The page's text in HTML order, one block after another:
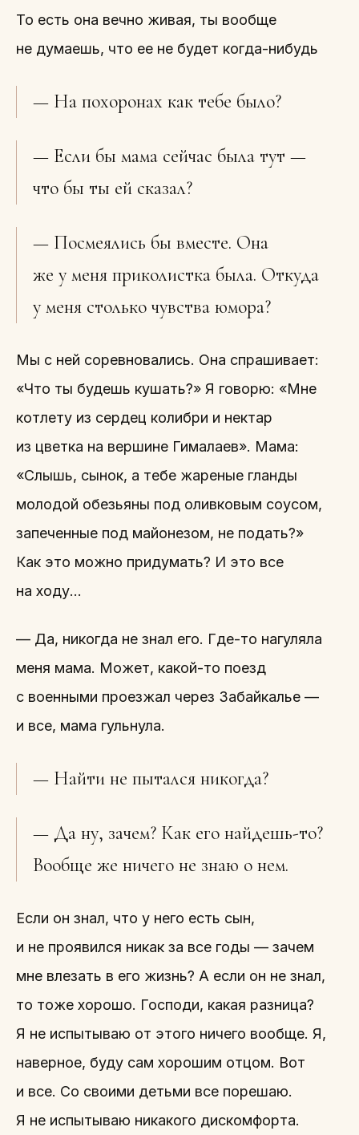
То есть она вечно живая, ты вообще
не думаешь, что ее не будет когда-нибудь
— На похоронах как тебе было?
— Если бы мама сейчас была тут —
что бы ты ей сказал?
— Посмеялись бы вместе. Она
же у меня приколистка была. Откуда
у меня столько чувства юмора?
Мы с ней соревновались. Она спрашивает:
«Что ты будешь кушать?» Я говорю: «Мне
котлету из сердец колибри и нектар
из цветка на вершине Гималаев». Мама:
«Слышь, сынок, а тебе жареные гланды
молодой обезьяны под оливковым соусом,
запеченные под майонезом, не подать?»
Как это можно придумать? И это все
на ходу…
— Да, никогда не знал его. Где-то нагуляла
меня мама. Может, какой-то поезд
с военными проезжал через Забайкалье —
и все, мама гульнула.
— Найти не пытался никогда?
— Да ну, зачем? Как его найдешь-то?
Вообще же ничего не знаю о нем.
Если он знал, что у него есть сын,
и не проявился никак за все годы — зачем
мне влезать в его жизнь? А если он не знал,
то тоже хорошо. Господи, какая разница?
Я не испытываю от этого ничего вообще. Я,
наверное, буду сам хорошим отцом. Вот
и все. Со своими детьми все порешаю.
Я не испытываю никакого дискомфорта.